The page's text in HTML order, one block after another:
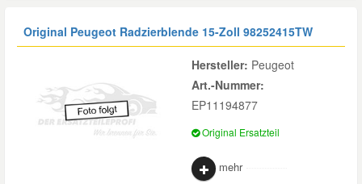
Original Peugeot Radzierblende 15-Zoll 98252415TW
Hersteller: Peugeot
Art.-Nummer:
EP11194877
Original Ersatzteil
mehr